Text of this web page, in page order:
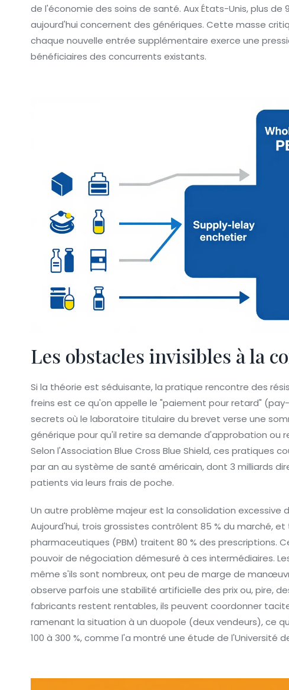
de l'économie des soins de santé. Aux États-Unis, plus de
aujourd'hui concernent des génériques. Cette masse
chaque nouvelle entrée supplémentaire exerce une
bénéficiaires des concurrents existants.
Les obstacles invisibles à la
Si la théorie est séduisante, la pratique rencontre des
freins est ce qu'on appelle le "paiement pour retard"
secrets où le laboratoire titulaire du brevet verse une
générique pour qu'il retire sa demande d'approbation ou
Selon l'Association Blue Cross Blue Shield, ces pratiques
par an au système de santé américain, dont 3 milliards
patients via leurs frais de poche.
Un autre problème majeur est la consolidation excessive
Aujourd'hui, trois grossistes contrôlent 85 % du marché,
pharmaceutiques (PBM) traitent 80 % des prescriptions.
pouvoir de négociation démesuré à ces intermédiaires.
même s'ils sont nombreux, ont peu de marge de
observe parfois une stabilité artificielle des prix ou, pire,
fabricants restent rentables, ils peuvent coordonner
ramenant la situation à un duopole (deux vendeurs), ce
100 à 300 %, comme l'a montré une étude de l'Université